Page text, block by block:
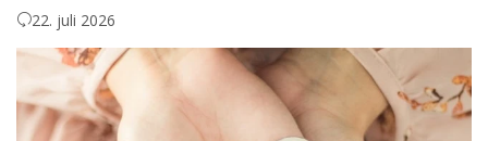
22. juli 2026